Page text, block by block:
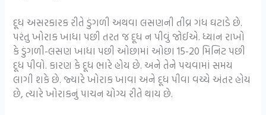
દૂધ અસરકારક રીતે ડુંગળી અથવા લસણની તીવ્ર ગંધ ઘટાડે છે.
પરંતુ ખોરાક ખાધા પછી તરત જ દૂધ ન પીવું જોઈએ. ધ્યાન રાખો
કે ડુંગળી-લસણ ખાધા પછી ઓછામાં ઓછા 15-20 મિનિટ પછી
દૂધ પીવો. કારણ કે દૂધ ભારે હોય છે. અને તેને પચવામાં સમય
લાગી શકે છે. જ્યારે ખોરાક ખાવા અને દૂધ પીવા વચ્ચે અંતર હોય
છે, ત્યારે ખોરાકનું પાચન યોગ્ય રીતે થાય છે.